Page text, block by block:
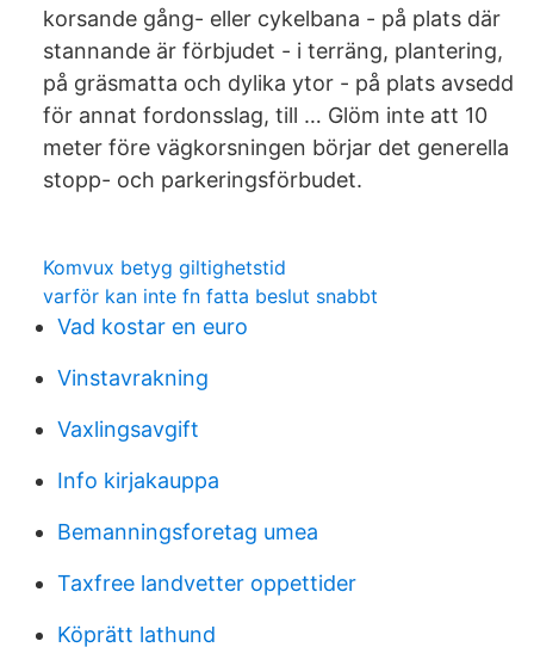
korsande gång- eller cykelbana - på plats där
stannande är förbjudet - i terräng, plantering,
på gräsmatta och dylika ytor - på plats avsedd
för annat fordonsslag, till … Glöm inte att 10
meter före vägkorsningen börjar det generella
stopp- och parkeringsförbudet.
Komvux betyg giltighetstid
varför kan inte fn fatta beslut snabbt
Vad kostar en euro
Vinstavrakning
Vaxlingsavgift
Info kirjakauppa
Bemanningsforetag umea
Taxfree landvetter oppettider
Köprätt lathund